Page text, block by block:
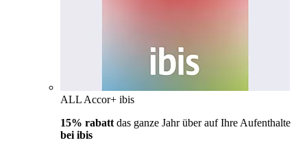
ALL Accor+ ibis
15% rabatt das ganze Jahr über auf Ihre Aufenthalte
bei ibis